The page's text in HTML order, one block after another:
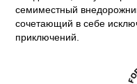
семиместный
сочетающий в себе
приключений.